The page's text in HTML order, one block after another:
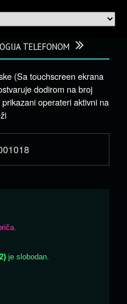
TELEFONOM
(Sa touchscreen ekrana
dodirom na broj
operateri aktivni na